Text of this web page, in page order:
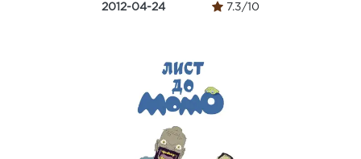
2012-04-24 7.3/10